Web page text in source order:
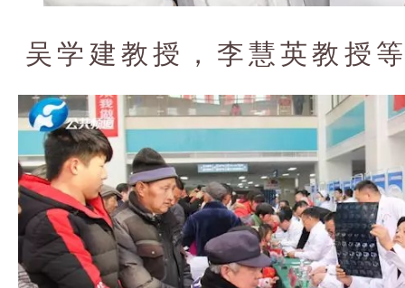
吴学建教授，李慧英教授